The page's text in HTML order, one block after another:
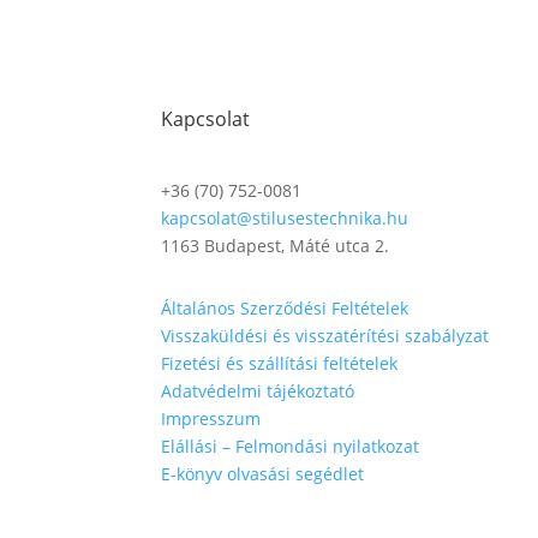
Kapcsolat
+36 (70) 752-0081
kapcsolat@stilusestechnika.hu
1163 Budapest, Máté utca 2.
Általános Szerződési Feltételek
Visszaküldési és visszatérítési szabályzat
Fizetési és szállítási feltételek​
Adatvédelmi tájékoztató
Impresszum
Elállási – Felmondási nyilatkozat
E-könyv olvasási segédlet